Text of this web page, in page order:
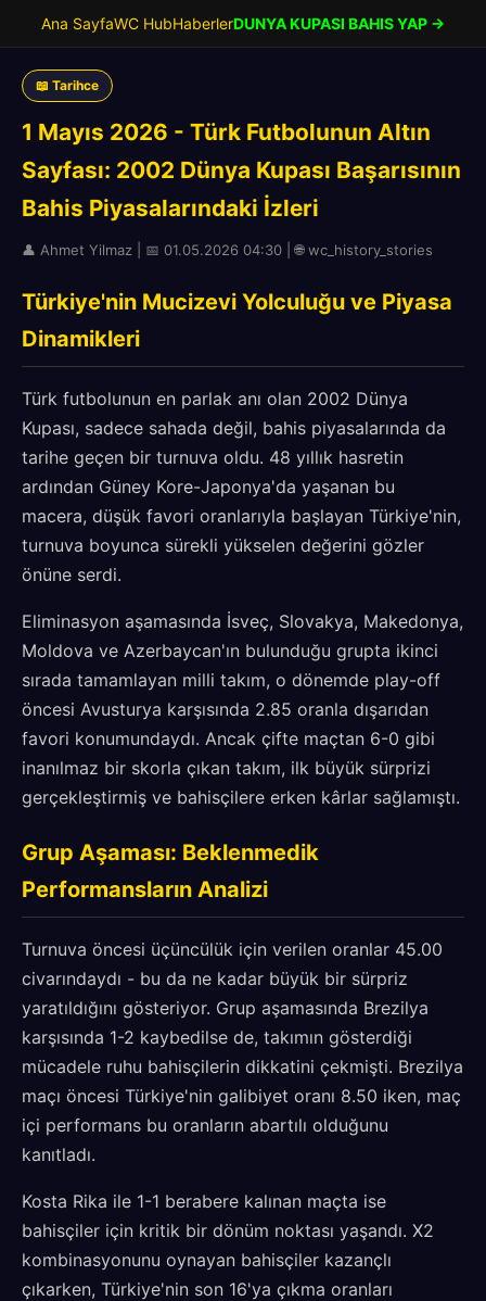
Ana SayfaWC HubHaberlerDUNYA KUPASI BAHIS YAP →
📖 Tarihce
1 Mayıs 2026 - Türk Futbolunun Altın
Sayfası: 2002 Dünya Kupası Başarısının
Bahis Piyasalarındaki İzleri
👤 Ahmet Yilmaz | 📅 01.05.2026 04:30 | 🌐 wc_history_stories
Türkiye'nin Mucizevi Yolculuğu ve Piyasa
Dinamikleri
Türk futbolunun en parlak anı olan 2002 Dünya
Kupası, sadece sahada değil, bahis piyasalarında da
tarihe geçen bir turnuva oldu. 48 yıllık hasretin
ardından Güney Kore-Japonya'da yaşanan bu
macera, düşük favori oranlarıyla başlayan Türkiye'nin,
turnuva boyunca sürekli yükselen değerini gözler
önüne serdi.
Eliminasyon aşamasında İsveç, Slovakya, Makedonya,
Moldova ve Azerbaycan'ın bulunduğu grupta ikinci
sırada tamamlayan milli takım, o dönemde play-off
öncesi Avusturya karşısında 2.85 oranla dışarıdan
favori konumundaydı. Ancak çifte maçtan 6-0 gibi
inanılmaz bir skorla çıkan takım, ilk büyük sürprizi
gerçekleştirmiş ve bahisçilere erken kârlar sağlamıştı.
Grup Aşaması: Beklenmedik
Performansların Analizi
Turnuva öncesi üçüncülük için verilen oranlar 45.00
civarındaydı - bu da ne kadar büyük bir sürpriz
yaratıldığını gösteriyor. Grup aşamasında Brezilya
karşısında 1-2 kaybedilse de, takımın gösterdiği
mücadele ruhu bahisçilerin dikkatini çekmişti. Brezilya
maçı öncesi Türkiye'nin galibiyet oranı 8.50 iken, maç
içi performans bu oranların abartılı olduğunu
kanıtladı.
Kosta Rika ile 1-1 berabere kalınan maçta ise
bahisçiler için kritik bir dönüm noktası yaşandı. X2
kombinasyonunu oynayan bahisçiler kazançlı
çıkarken, Türkiye'nin son 16'ya çıkma oranları